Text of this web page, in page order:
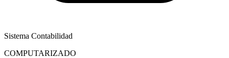
Sistema Contabilidad
COMPUTARIZADO